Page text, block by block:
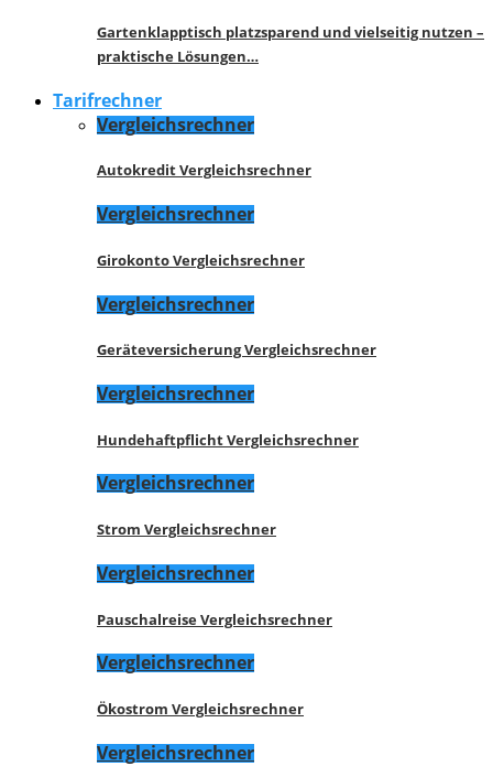
Gartenklapptisch platzsparend und vielseitig nutzen –
praktische Lösungen…
Tarifrechner
Vergleichsrechner
Autokredit Vergleichsrechner
Vergleichsrechner
Girokonto Vergleichsrechner
Vergleichsrechner
Geräteversicherung Vergleichsrechner
Vergleichsrechner
Hundehaftpflicht Vergleichsrechner
Vergleichsrechner
Strom Vergleichsrechner
Vergleichsrechner
Pauschalreise Vergleichsrechner
Vergleichsrechner
Ökostrom Vergleichsrechner
Vergleichsrechner